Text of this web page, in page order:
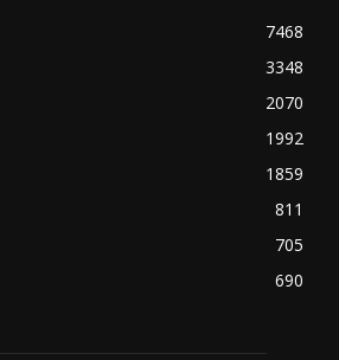
7468
3348
2070
1992
1859
811
705
690